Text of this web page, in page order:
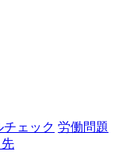
チェック 労働問題